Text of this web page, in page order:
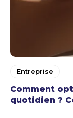
Entreprise
Comment
quotidien ?